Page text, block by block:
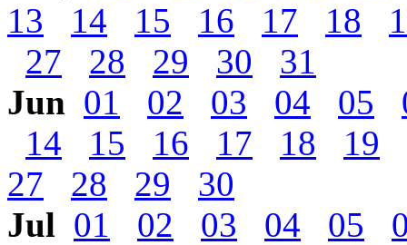
13
14 15 16 17 18
27
28 29 30
31
Jun 01 02 03 04 05
14
15 16 17 18
19
27
28 29
30
Jul 01 02 03 04 05